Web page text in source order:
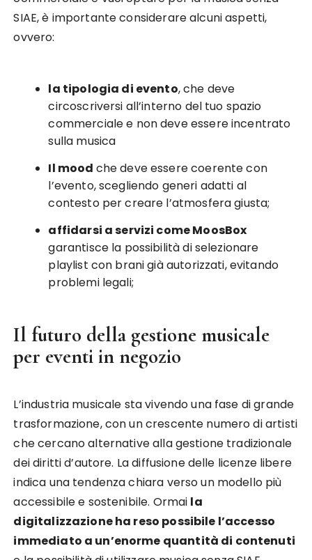
SIAE, è importante considerare alcuni aspetti,
ovvero:
la tipologia di evento, che deve
circoscriversi all’interno del tuo spazio
commerciale e non deve essere incentrato
sulla musica
Il mood che deve essere coerente con
l’evento, scegliendo generi adatti al
contesto per creare l’atmosfera giusta;
affidarsi a servizi come MoosBox
garantisce la possibilità di selezionare
playlist con brani già autorizzati, evitando
problemi legali;
Il futuro della gestione musicale
per eventi in negozio
L’industria musicale sta vivendo una fase di grande
trasformazione, con un crescente numero di artisti
che cercano alternative alla gestione tradizionale
dei diritti d’autore. La diffusione delle licenze libere
indica una tendenza chiara verso un modello più
accessibile e sostenibile. Ormai la
digitalizzazione ha reso possibile l’accesso
immediato a un’enorme quantità di contenuti